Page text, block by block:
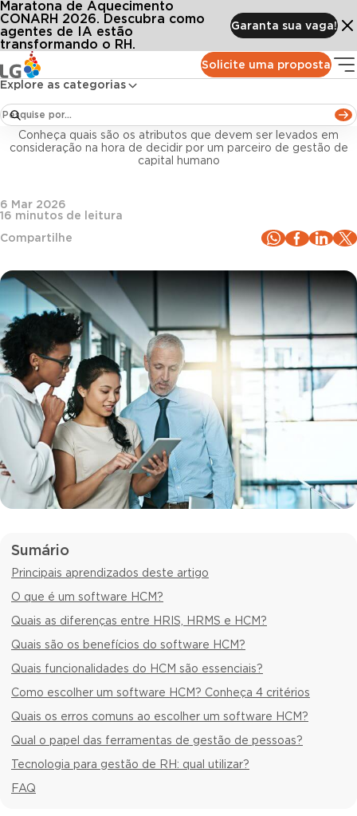
Solicite uma proposta
Explore as categorias
Maratona de Aquecimento
CONARH 2026. Descubra como
agentes de IA estão
transformando o RH.
Garanta sua vaga!
Conteúdos Blog LG
Como escolher um software HCM? Guia completo para RH
Gestão de pessoas
Como escolher um software HCM? Guia completo
para RH
Conheça quais são os atributos que devem ser levados em
consideração na hora de decidir por um parceiro de gestão de
capital humano
6 Mar 2026
16 minutos de leitura
Compartilhe
Sumário
Principais aprendizados deste artigo
O que é um software HCM?
Quais as diferenças entre HRIS, HRMS e HCM?
Quais são os benefícios do software HCM?
Quais funcionalidades do HCM são essenciais?
Como escolher um software HCM? Conheça 4 critérios
Quais os erros comuns ao escolher um software HCM?
Qual o papel das ferramentas de gestão de pessoas?
Tecnologia para gestão de RH: qual utilizar?
FAQ